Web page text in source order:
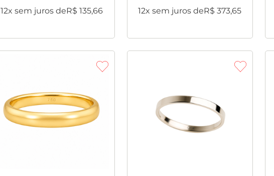
12x sem juros deR$ 135,66 12x sem juros deR$ 373,65